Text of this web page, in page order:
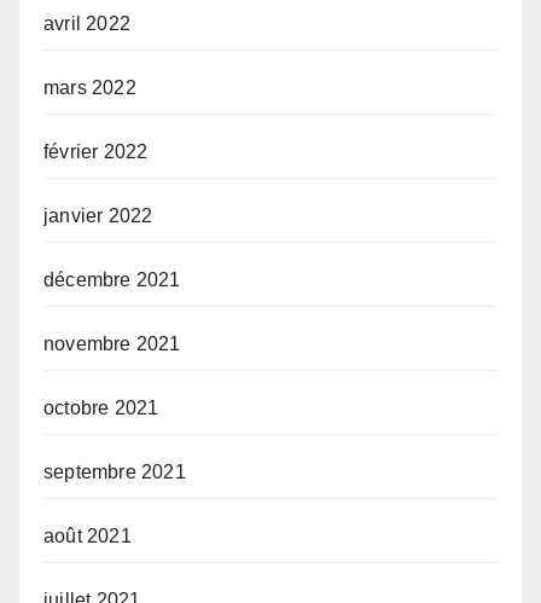
avril 2022
mars 2022
février 2022
janvier 2022
décembre 2021
novembre 2021
octobre 2021
septembre 2021
août 2021